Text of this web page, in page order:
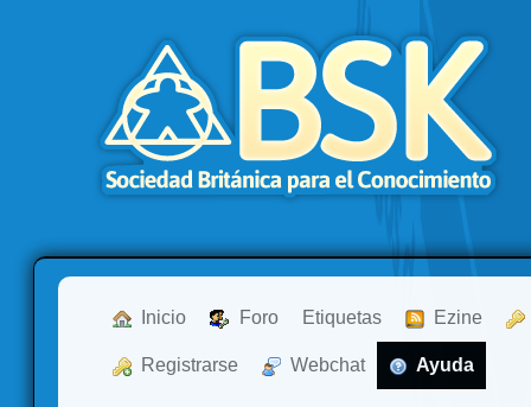
Inicio Foro Etiquetas Ezine
Registrarse Webchat Ayuda